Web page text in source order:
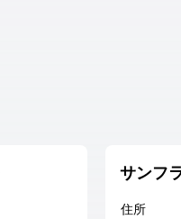
サンフ
住所